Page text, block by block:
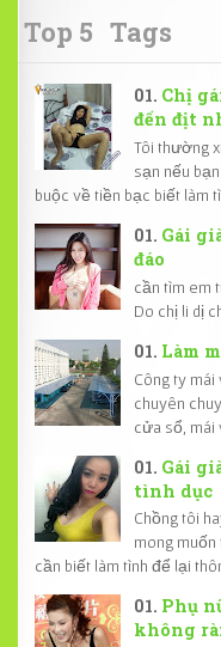
Top 5 Tags
Chị
đến địt
Tôi thường
sạn nếu
buộc về tiền bạc biết làm
Gái
đáo
cần tìm em
Do chị li dị
Làm
Công ty mái
chuyên
cửa sổ, mái
Gái
tình dục
Chồng tôi
mong muốn
cần biết làm tình để lại
Phụ
không